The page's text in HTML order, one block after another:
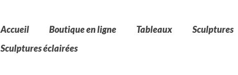
Accueil Boutique en ligne Tableaux Sculptures
Sculptures éclairées